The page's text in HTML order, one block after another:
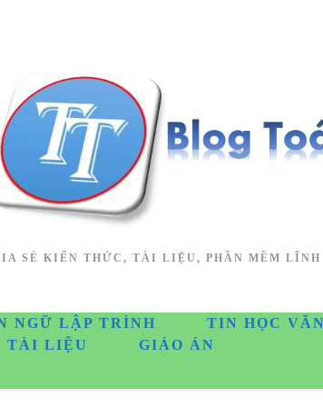
SẺ KIẾN THỨC, TÀI LIỆU, PHẦN MỀM
NGỮ LẬP TRÌNH TIN HỌC
TÀI LIỆU GIÁO ÁN